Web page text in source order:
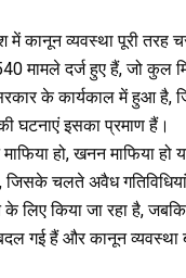
कानून व्यवस्था पूरी तरह
दर्ज हुए हैं, जो कुल
के कार्यकाल में हुआ है,
घटनाएं इसका प्रमाण हैं।
हो, खनन माफिया
चलते अवैध गतिविधियां
किया जा रहा है, जबकि
गई हैं और कानून